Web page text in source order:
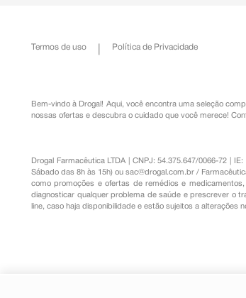
Termos de uso Política de Privacidade
Bem-vindo à Drogal! Aqui, você encontra uma seleção
nossas ofertas e descubra o cuidado que você merece!
Drogal Farmacêutica LTDA | CNPJ: 54.375.647/0066-72 |
Sábado das 8h às 15h) ousac@drogal.com.br /
como promoções e ofertas de remédios e
diagnosticar qualquer problema de saúde e prescrever o
line, caso haja disponibilidade e estão sujeitos a alterações